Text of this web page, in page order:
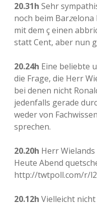
20.31h Sehr
noch beim Barzelona
mit dem ç einen
statt Cent, aber nun
20.24h Eine beliebte
die Frage, die Herr
bei denen nicht
jedenfalls gerade
weder von
sprechen.
20.20h Herr
Heute Abend
http://twtpoll.com/r/
20.12h Vielleicht